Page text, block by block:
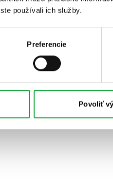
používali ich služby.
Preferencie
Povoliť